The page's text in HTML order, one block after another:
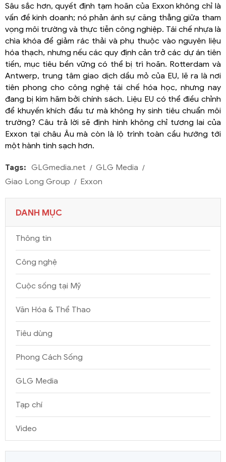
Sâu sắc hơn, quyết định tạm hoãn của Exxon không chỉ là
vấn đề kinh doanh; nó phản ánh sự căng thẳng giữa tham
vọng môi trường và thực tiễn công nghiệp. Tái chế nhựa là
chìa khóa để giảm rác thải và phụ thuộc vào nguyên liệu
hóa thạch, nhưng nếu các quy định cản trở các dự án tiên
tiến, mục tiêu bền vững có thể bị trì hoãn. Rotterdam và
Antwerp, trung tâm giao dịch dầu mỏ của EU, lẽ ra là nơi
tiên phong cho công nghệ tái chế hóa học, nhưng nay
đang bị kìm hãm bởi chính sách. Liệu EU có thể điều chỉnh
để khuyến khích đầu tư mà không hy sinh tiêu chuẩn môi
trường? Câu trả lời sẽ định hình không chỉ tương lai của
Exxon tại châu Âu mà còn là lộ trình toàn cầu hướng tới
một hành tinh sạch hơn.
Tags: GLGmedia.net
GLG Media
Giao Long Group
Exxon
DANH MỤC
Thông tin
Công nghệ
Cuộc sống tại Mỹ
Văn Hóa & Thể Thao
Tiêu dùng
Phong Cách Sống
GLG Media
Tạp chí
Video